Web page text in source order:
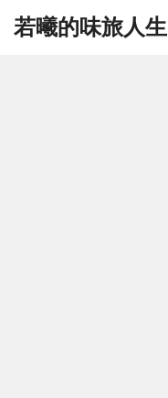
若曦的味旅人生